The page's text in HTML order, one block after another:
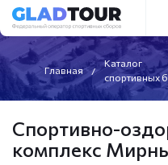
Главная
Каталог
спортивных
Спортивно-
комплекс